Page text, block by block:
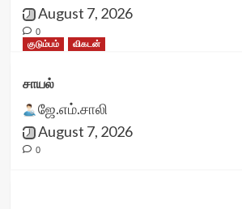
August 7, 2026
0
குடும்பம்
விகடன்
சாயல்
ஜே.எம்.சாலி
August 7, 2026
0